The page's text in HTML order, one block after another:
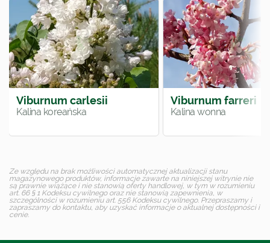
Viburnum carlesii
Kalina koreańska
Viburnum farreri
Kalina wonna
Ze względu na brak możliwości automatycznej aktualizacji stanu
magazynowego produktów, informacje zawarte na niniejszej witrynie nie
są prawnie wiążące i nie stanowią oferty handlowej, w tym w rozumieniu
art. 66 § 1 Kodeksu cywilnego oraz nie stanowią zapewnienia, w
szczególności w rozumieniu art. 556 Kodeksu cywilnego. Przepraszamy i
zapraszamy do kontaktu, aby uzyskać informacje o aktualnej dostępności i
cenie.